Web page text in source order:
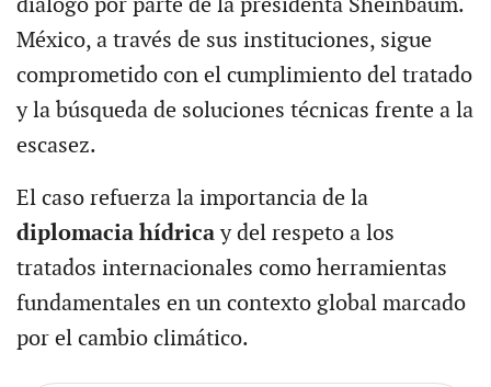
diálogo por parte de la presidenta Sheinbaum.
México, a través de sus instituciones, sigue
comprometido con el cumplimiento del tratado
y la búsqueda de soluciones técnicas frente a la
escasez.
El caso refuerza la importancia de la
diplomacia hídricay del respeto a los
tratados internacionales como herramientas
fundamentales en un contexto global marcado
por el cambio climático.